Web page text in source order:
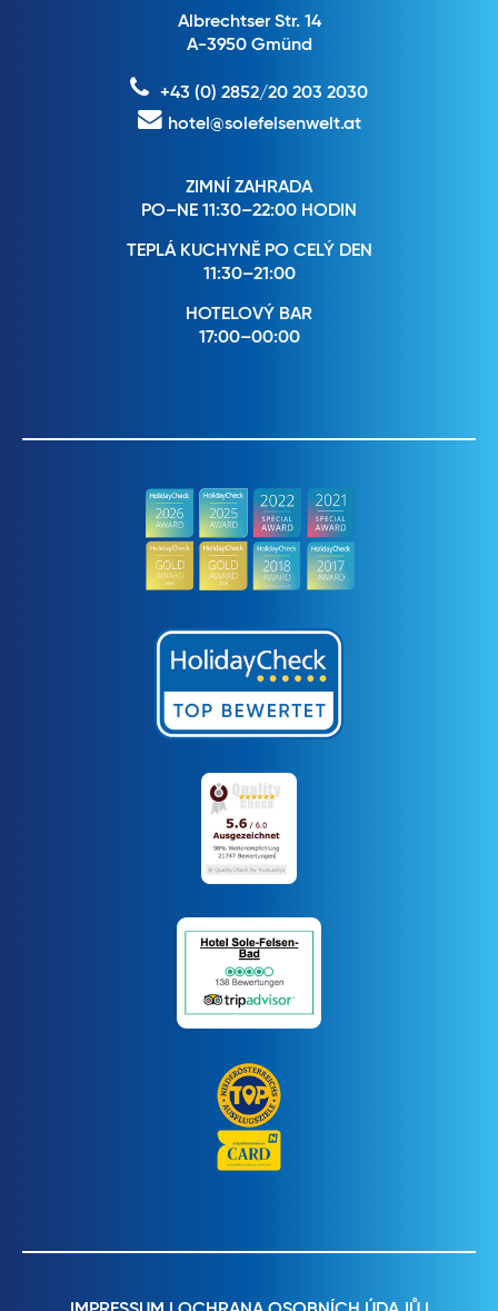
Albrechtser Str. 14
A-3950 Gmünd
+43 (0) 2852/20 203 2030
hotel@solefelsenwelt.at
ZIMNÍ ZAHRADA
PO–NE 11:30–22:00 HODIN
TEPLÁ KUCHYNĚ PO CELÝ DEN
11:30–21:00
HOTELOVÝ BAR
17:00–00:00